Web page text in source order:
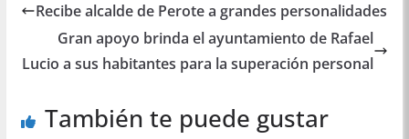
Recibe alcalde de Perote a grandes personalidades
Gran apoyo brinda el ayuntamiento de Rafael
Lucio a sus habitantes para la superación personal
También te puede gustar